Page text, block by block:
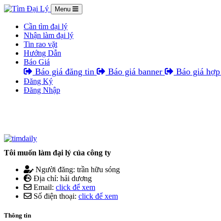
Menu
Cần tìm đại lý
Nhận làm đại lý
Tin rao vặt
Hướng Dẫn
Báo Giá
Báo giá đăng tin Báo giá banner Báo giá
Đăng Ký
Đăng Nhập
Tôi muốn làm đại lý của công ty
Người đăng: trần hữu sóng
Địa chỉ: hải dương
Email: click để xem
Số điện thoại: click để xem
Thông tin